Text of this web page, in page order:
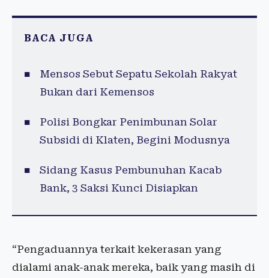
BACA JUGA
Mensos Sebut Sepatu Sekolah Rakyat
Bukan dari Kemensos
Polisi Bongkar Penimbunan Solar
Subsidi di Klaten, Begini Modusnya
Sidang Kasus Pembunuhan Kacab
Bank, 3 Saksi Kunci Disiapkan
“Pengaduannya terkait kekerasan yang
dialami anak-anak mereka, baik yang masih di